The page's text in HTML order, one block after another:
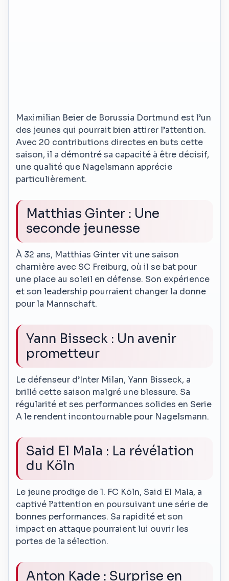
Maximilian Beier de Borussia Dortmund est l’un
des jeunes qui pourrait bien attirer l’attention.
Avec 20 contributions directes en buts cette
saison, il a démontré sa capacité à être décisif,
une qualité que Nagelsmann apprécie
particulièrement.
Matthias Ginter : Une
seconde jeunesse
À 32 ans, Matthias Ginter vit une saison
charnière avec SC Freiburg, où il se bat pour
une place au soleil en défense. Son expérience
et son leadership pourraient changer la donne
pour la Mannschaft.
Yann Bisseck : Un avenir
prometteur
Le défenseur d’Inter Milan, Yann Bisseck, a
brillé cette saison malgré une blessure. Sa
régularité et ses performances solides en Serie
A le rendent incontournable pour Nagelsmann.
Said El Mala : La révélation
du Köln
Le jeune prodige de 1. FC Köln, Said El Mala, a
captivé l’attention en poursuivant une série de
bonnes performances. Sa rapidité et son
impact en attaque pourraient lui ouvrir les
portes de la sélection.
Anton Kade : Surprise en